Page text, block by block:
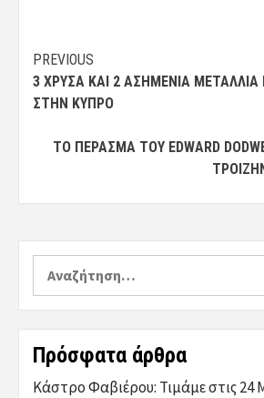
Post
navigation
PREVIOUS
3 ΧΡΥΣΆ ΚΑΙ 2 ΑΣΗΜΈΝΙΑ
ΣΤΗΝ ΚΎΠΡΟ
ΤΟ ΠΈΡΑΣΜΑ ΤΟΥ EDWARD
Αναζήτηση
για:
Πρόσφατα άρθρα
Κάστρο Φαβιέρου: Τιμάμε στις 24